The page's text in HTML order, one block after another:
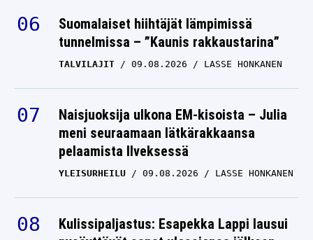
Suomalaiset hiihtäjät lämpimissä
tunnelmissa – ”Kaunis rakkaustarina”
TALVILAJIT 09.08.2026 LASSE HONKANEN
Naisjuoksija ulkona EM-kisoista – Julia
meni seuraamaan lätkärakkaansa
pelaamista Ilveksessä
YLEISURHEILU 09.08.2026 LASSE HONKANEN
Kulissipaljastus: Esapekka Lappi lausui